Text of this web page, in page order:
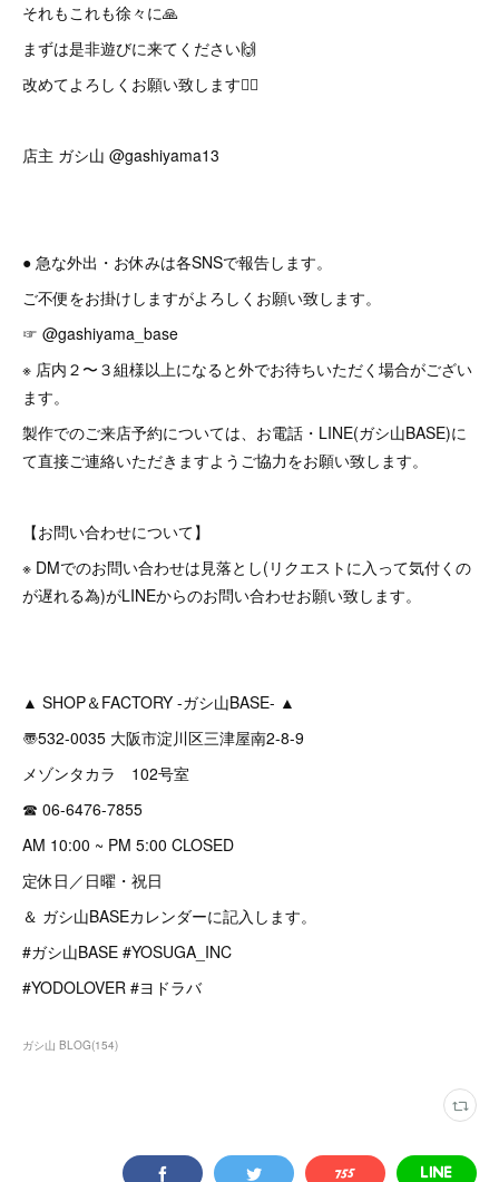
それもこれも徐々に🙏
まずは是非遊びに来てください🙌
改めてよろしくお願い致します🙇‍♂️
店主 ガシ山 @gashiyama13
● 急な外出・お休みは各SNSで報告します。
ご不便をお掛けしますがよろしくお願い致します。
☞ @gashiyama_base
※ 店内２〜３組様以上になると外でお待ちいただく場合がござい
ます。
製作でのご来店予約については、お電話・LINE(ガシ山BASE)に
て直接ご連絡いただきますようご協力をお願い致します。
【お問い合わせについて】
※ DMでのお問い合わせは見落とし(リクエストに入って気付くの
が遅れる為)がLINEからのお問い合わせお願い致します。
▲ SHOP＆FACTORY -ガシ山BASE- ▲
〠532-0035 大阪市淀川区三津屋南2-8-9
メゾンタカラ 102号室
☎︎ 06-6476-7855
AM 10:00 ~ PM 5:00 CLOSED
定休日／日曜・祝日
＆ ガシ山BASEカレンダーに記入します。
#ガシ山BASE #YOSUGA_INC
#YODOLOVER #ヨドラバ
ガシ山 BLOG(154)